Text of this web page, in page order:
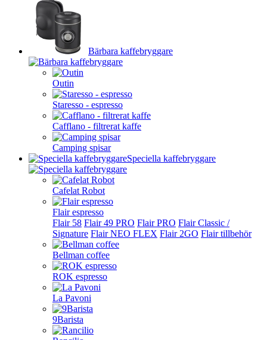
Bärbara kaffebryggare
Outin
Staresso - espresso
Cafflano - filtrerat kaffe
Camping spisar
Speciella kaffebryggare
Cafelat Robot
Flair espresso
Flair 58 Flair 49 PRO Flair PRO Flair Classic /
Signature Flair NEO FLEX Flair 2GO Flair tillbehör
Bellman coffee
ROK espresso
La Pavoni
9Barista